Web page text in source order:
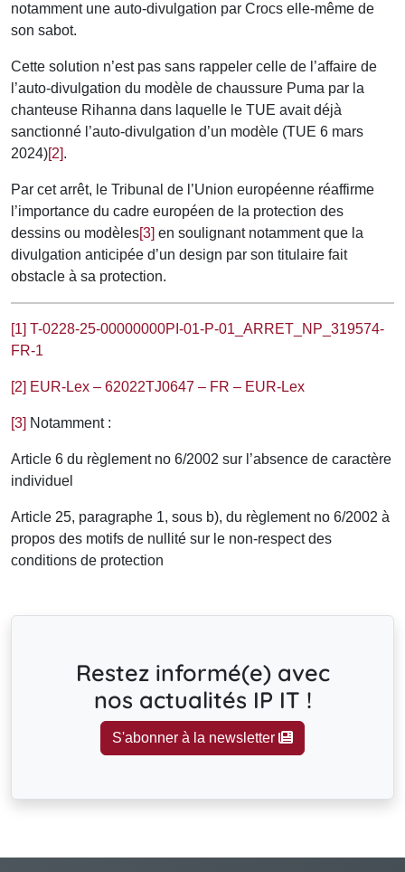
notamment une auto-divulgation par Crocs elle-même de
son sabot.
Cette solution n’est pas sans rappeler celle de l’affaire de
l’auto-divulgation du modèle de chaussure Puma par la
chanteuse Rihanna dans laquelle le TUE avait déjà
sanctionné l’auto-divulgation d’un modèle (TUE 6 mars
2024)[2].
Par cet arrêt, le Tribunal de l’Union européenne réaffirme
l’importance du cadre européen de la protection des
dessins ou modèles[3] en soulignant notamment que la
divulgation anticipée d’un design par son titulaire fait
obstacle à sa protection.
[1] T-0228-25-00000000PI-01-P-01_ARRET_NP_319574-
FR-1
[2] EUR-Lex – 62022TJ0647 – FR – EUR-Lex
[3] Notamment :
Article 6 du règlement no 6/2002 sur l’absence de caractère
individuel
Article 25, paragraphe 1, sous b), du règlement no 6/2002 à
propos des motifs de nullité sur le non-respect des
conditions de protection
Restez informé(e) avec
nos actualités IP IT !
S'abonner à la newsletter